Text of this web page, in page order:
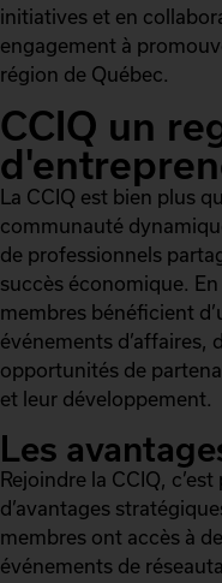
initiatives et en
engagement à
région de Québec.
CCIQ un
La CCIQ est bien plus
communauté
de professionnels
succès économique.
membres bénéficient
événements d’affaires,
opportunités de
et leur développement.
Les
Rejoindre la CCIQ,
d’avantages
membres ont accès à
événements de